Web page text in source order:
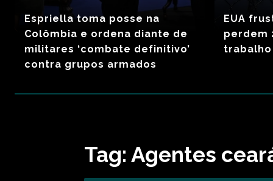
Espriella toma posse na
Colômbia e ordena diante de
militares ‘combate definitivo’
contra grupos armados
EUA
perdem
Tag: Agentes